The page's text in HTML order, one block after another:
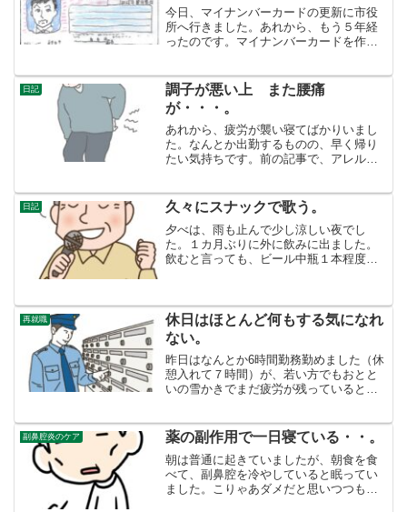
今日、マイナンバーカードの更新に市役
所へ行きました。あれから、もう５年経
ったのです。マイナンバーカードを作っ
ような。更新の時には、市役所に出向か
ないといけないんですね。...
日記
調子が悪い上 また腰痛
が・・・。
あれから、疲労が襲い寝てばかりいまし
た。なんとか出勤するものの、早く帰り
たい気持ちです。前の記事で、アレルギ
きて痰が出たりするところを見ると、軽
い風邪だと思われます。風...
日記 久々にスナックで歌う。
夕べは、雨も止んで少し涼しい夜でし
た。１カ月ぶりに外に飲みに出ました。
飲むと言っても、ビール中瓶１本程度で
れを思うと、気持ちよく...
再就職
休日はほとんど何もする気になれ
ない。
昨日はなんとか6時間勤務勤めました（休
憩入れて７時間）が、若い方でもおとと
いの雪かきでまだ疲労が残っているとい
いうか、「勤務」そのものに体が慣れて
いないので、第一に「早...
副鼻腔炎のケア 薬の副作用で一日寝ている・・。
朝は普通に起きていましたが、朝食を食
べて、副鼻腔を冷やしていると眠ってい
ました。こりゃあダメだと思いつつも、